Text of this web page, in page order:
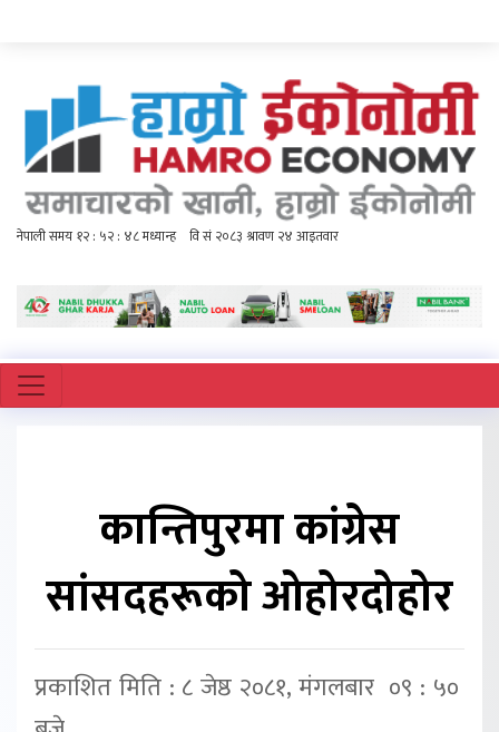
कान्तिपुरमा कांग्रेस
सांसदहरूको ओहोरदोहोर
प्रकाशित मिति : ८ जेष्ठ २०८१, मंगलबार ०९ : ५०